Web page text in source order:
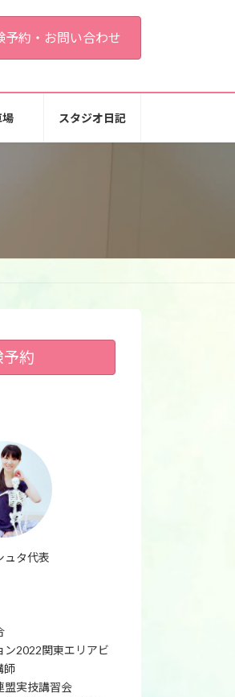
予約・お問い合わせ
場 スタジオ日記
約
ュタ代表
ン2022関東エリアビ
師
盟実技講習会